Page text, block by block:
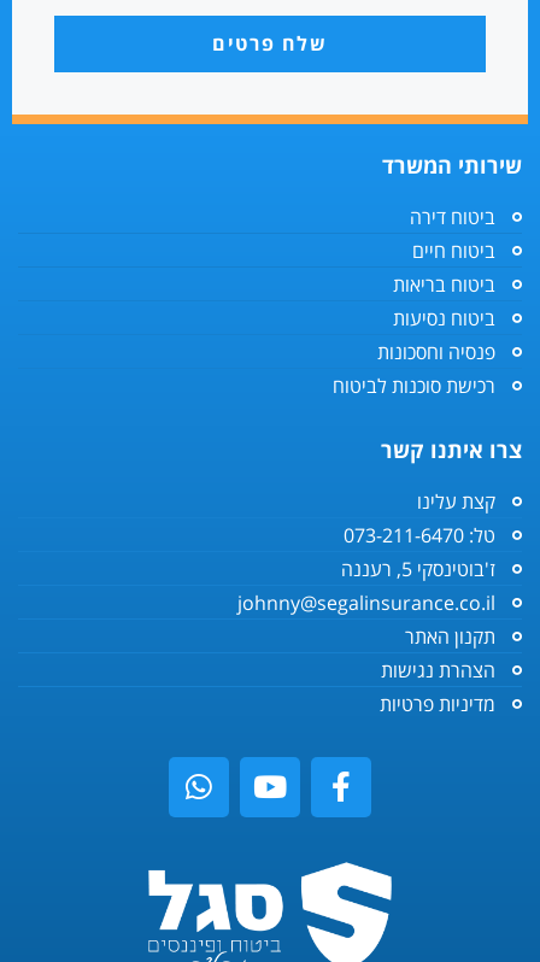
שלח פרטים
שירותי המשרד
ביטוח דירה
ביטוח חיים
ביטוח בריאות
ביטוח נסיעות
פנסיה וחסכונות
רכישת סוכנות לביטוח
צרו איתנו קשר
קצת עלינו
טל: 073-211-6470
ז'בוטינסקי 5, רעננה
johnny@segalinsurance.co.il
תקנון האתר
הצהרת נגישות
מדיניות פרטיות